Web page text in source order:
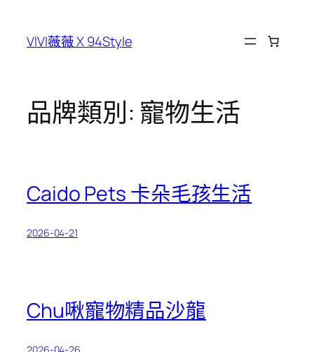
VIVI薇薇 X 94Style
品牌類別: 寵物生活
Caido Pets 卡朵毛孩生活
2026-04-21
Chu啾寵物精品沙龍